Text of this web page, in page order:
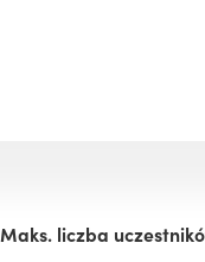
Maks. liczba